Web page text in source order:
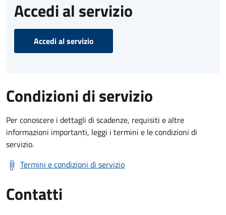
Accedi al servizio
Accedi al servizio
Condizioni di servizio
Per conoscere i dettagli di scadenze, requisiti e altre
informazioni importanti, leggi i termini e le condizioni di
servizio.
Termini e condizioni di servizio
Contatti